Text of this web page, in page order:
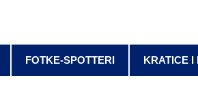
FOTKE-SPOTTERI KRATICE I